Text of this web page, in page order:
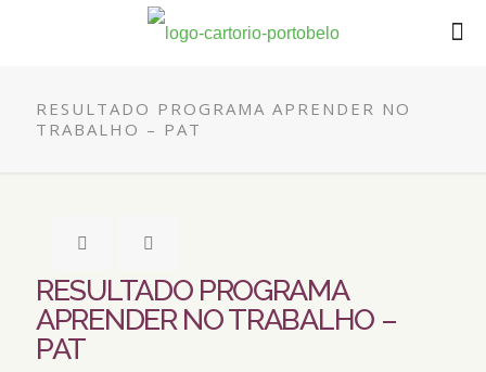
RESULTADO PROGRAMA APRENDER NO
TRABALHO – PAT
RESULTADO PROGRAMA
APRENDER NO TRABALHO –
PAT